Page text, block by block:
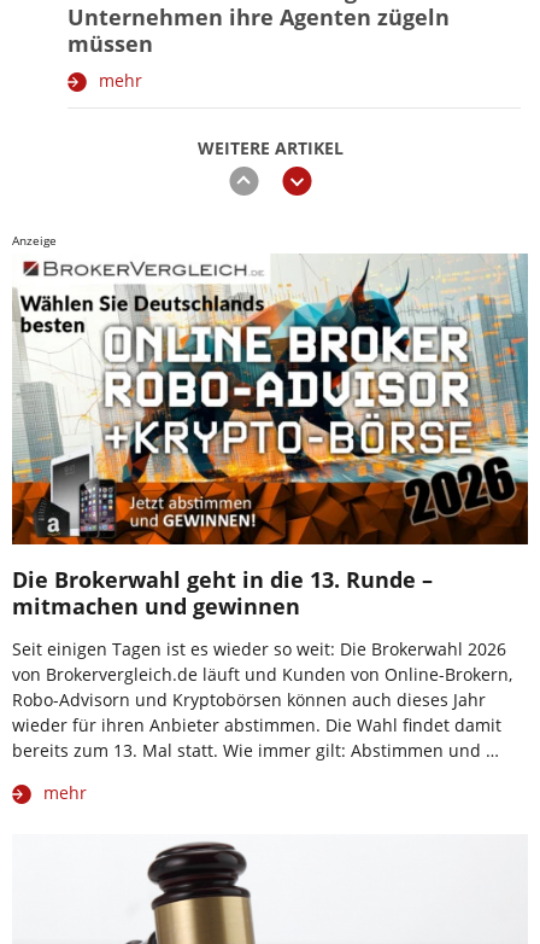
WEITERE ARTIKEL
zurückweiter
Unternehmen ihre Agenten zügeln
müssen
mehr
Anzeige
Die Brokerwahl geht in die 13. Runde –
mitmachen und gewinnen
Seit einigen Tagen ist es wieder so weit: Die Brokerwahl 2026
von Brokervergleich.de läuft und Kunden von Online-Brokern,
Robo-Advisorn und Kryptobörsen können auch dieses Jahr
wieder für ihren Anbieter abstimmen. Die Wahl findet damit
bereits zum 13. Mal statt. Wie immer gilt: Abstimmen und …
mehr